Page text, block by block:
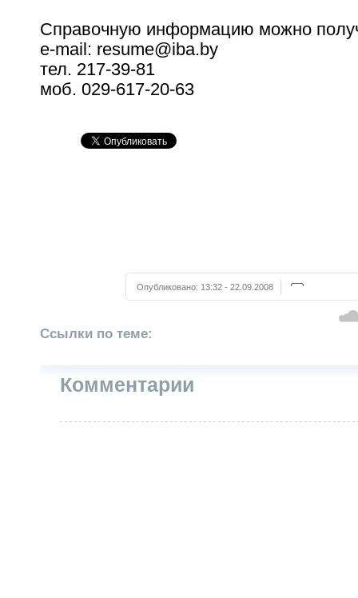
Справочную информацию можно
e-mail: resume@iba.by
тел. 217-39-81
моб. 029-617-20-63
Опубликовано: 13:32 - 22.09.2008
Ссылки по теме:
Комментарии